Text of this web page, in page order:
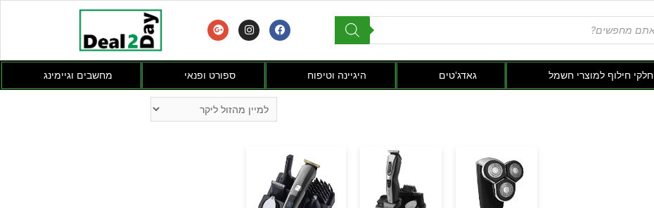
חלקי חילוף למוצרי חשמל גאדג'טים היגיינה וטיפוח ספורט ופנאי מחשבים וגיימינג